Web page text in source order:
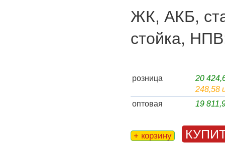
ЖК, АКБ,
стойка,
розница
20
248,58
оптовая
19
+ корзину